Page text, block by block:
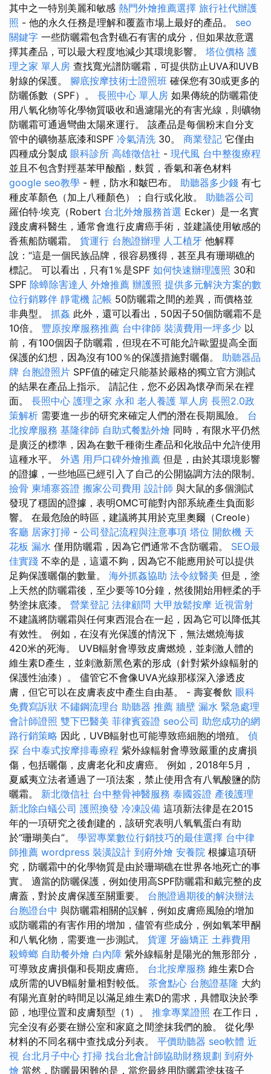
其中之一特別美麗和敏感 熱門外燴推薦選擇 旅行社代辦護
照 - 他的永久任務是理解和覆蓋市場上最好的產品。 seo
關鍵字 一些防曬霜包含對礁石有害的成分，但如果故意選
擇其產品，可以最大程度地減少其環境影響。 塔位價格 護
理之家 單人房 查找寬光譜防曬霜，可提供防止UVA和UVB
射線的保護。 腳底按摩技術士證照班 確保您有30或更多的
防曬係數（SPF）。 長照中心 單人房 如果傳統的防曬霜使
用八氧化物等化學物質吸收和過濾陽光的有害光線，則礦物
防曬霜可通過彎曲太陽來運行。 該產品是每個粉末自分支
管中的礦物基底漆和SPF 冷氣清洗 30。 商業登記 它僅由
四種成分製成 眼科診所 高雄徵信社 - 現代風 台中整復療程
並且不包含對羥基苯甲酸酯，麩質，香氣和著色材料
google seo教學 - 輕，防水和皺巴布。 助聽器多少錢 有七
種皮革顏色（加上八種顏色）；自行或化妝。 助聽器公司
羅伯特·埃克（Robert 台北外燴服務首選 Ecker）是一名實
踐皮膚科醫生，通常會進行皮膚癌手術，並建議使用敏感的
香蕉船防曬霜。 貨運行 台胞證辦理 人工植牙 他解釋
說：“這是一個民族品牌，很容易獲得，甚至具有珊瑚礁的
標記。 可以看出，只有1％是SPF 如何快速辦理護照 30和
SPF 除蟑除害達人 外燴推薦 辦護照 提供多元解決方案的數
位行銷夥伴 靜電機 記帳 50防曬霜之間的差異，而價格並
非典型。 抓姦 此外，還可以看出，50因子50個防曬霜不是
10倍。 豐原按摩服務推薦 台中律師 裝潢費用一坪多少 以
前，有100個因子防曬霜，但現在不可能允許歐盟提高全面
保護的幻想，因為沒有100％的保護措施對曬傷。 助聽器品
牌 台胞證照片 SPF值的確定只能基於嚴格的獨立官方測試
的結果在產品上指示。 請記住，您不必因為懷孕而呆在裡
面。 長照中心 護理之家 永和 老人養護 單人房 長照2.0政
策解析 需要進一步的研究來確定人們的潛在長期風險。 台
北按摩服務 基隆律師 自助式餐點外燴 同時，有限水平仍然
是廣泛的標準，因為在數千種衛生產品和化妝品中允許使用
這種水平。 外遇 用戶口碑外燴推薦 但是，由於其環境影響
的證據，一些地區已經引入了自己的公開協調方法的限制。
撿骨 柬埔寨簽證 搬家公司費用 設計師 與大鼠的多個測試
發現了穩固的證據，表明OMC可能對內部系統產生負面影
響。 在最危險的時區，建議將其用於克里奧爾（Creole）
客廳 居家打掃 - 公司登記流程與注意事項 塔位 開飲機 天
花板 漏水 僅用防曬霜，因為它們通常不含防曬霜。 SEO最
佳實踐 不幸的是，這還不夠，因為它不能應用於可以提供
足夠保護曬傷的數量。 海外抓姦協助 法令紋醫美 但是，塗
上天然的防曬霜後，至少要等10分鐘，然後開始用輕柔的手
勢塗抹底漆。 營業登記 法律顧問 大甲放鬆按摩 近視雷射
不建議將防曬霜與任何東西混合在一起，因為它可以降低其
有效性。 例如，在沒有光保護的情況下，無法燃燒海拔
420米的死海。 UVB輻射會導致皮膚燃燒，並刺激人體的
維生素D產生，並刺激新黑色素的形成（針對紫外線輻射的
保護性油漆）。 儘管它不會像UVA光線那樣深入滲透皮
膚，但它可以在皮膚表皮中產生自由基。 - 壽宴餐飲 眼科
免費寫訴狀 不鏽鋼流理台 助聽器 推薦 牆壁 漏水 緊急處理
會計師證照 雙下巴醫美 菲律賓簽證 seo公司 助您成功的網
路行銷策略 因此，UVB輻射也可能導致癌細胞的增殖。 偵
探 台中泰式按摩排毒療程 紫外線輻射會導致嚴重的皮膚損
傷，包括曬傷，皮膚老化和皮膚癌。 例如，2018年5月，
夏威夷立法者通過了一項法案，禁止使用含有八氧酸鹽的防
曬霜。 新北徵信社 台中整骨神醫服務 泰國簽證 產後護理
新北除白蟻公司 護照換發 冷凍設備 這項新法律是在2015
年的一項研究之後創建的，該研究表明八氧氧蛋白有助
於“珊瑚美白”。 學習專業數位行銷技巧的最佳選擇 台中律
師推薦 wordpress 裝潢設計 到府外燴 安養院 根據這項研
究，防曬霜中的化學物質是由於珊瑚礁在世界各地死亡的事
實。 適當的防曬保護，例如使用高SPF防曬霜和戴完整的皮
膚蓋，對於皮膚保護至關重要。 台胞證過期後的解決辦法
台胞證台中 與防曬霜相關的誤解，例如皮膚癌風險的增加
或防曬霜的有害作用的增加，儘管有些成分，例如氧苯甲酮
和八氧化物，需要進一步測試。 貨運 牙齒矯正 土葬費用
殺蟑螂 自助餐外燴 白內障 紫外線輻射是陽光的無形部分，
可導致皮膚損傷和長期皮膚癌。 台北按摩服務 維生素D合
成所需的UVB輻射量相對較低。 茶會點心 台胞證基隆 大約
有陽光直射的時間足以滿足維生素D的需求，具體取決於季
節，地理位置和皮膚類型（1）。 推拿專業證照 在工作日，
完全沒有必要在辦公室和家庭之間塗抹我們的臉。 從化學
材料的不同名稱中查找成分列表。 平價助聽器 seo軟體 近
視 台北月子中心 打掃 找台北會計師協助財務規劃 到府外
燴 當然，防曬最困難的是，當您最終用防曬霜塗抹孩子